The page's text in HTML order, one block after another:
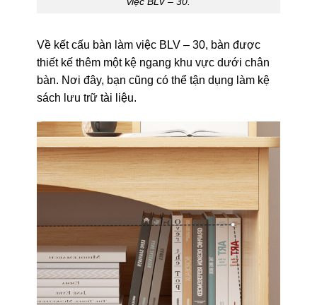
Về kết cấu bàn làm việc BLV – 30, bàn được
thiết kế thêm một kệ ngang khu vực dưới chân
bàn. Nơi đây, bạn cũng có thể tận dụng làm kệ
sách lưu trữ tài liệu.